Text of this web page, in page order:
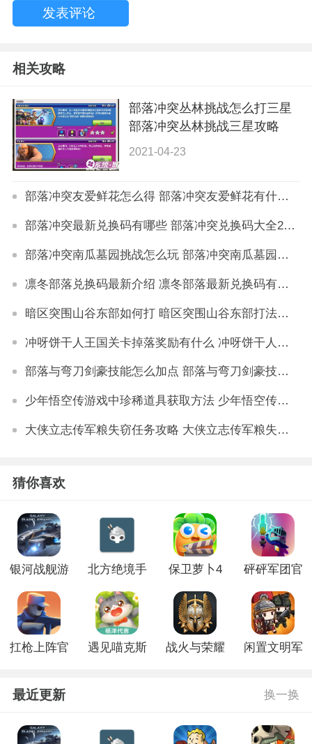
相关攻略
部落冲突丛林挑战怎么打三星
部落冲突丛林挑战三星攻略
2021-04-23
部落冲突友爱鲜花怎么得 部落冲突友爱鲜花有什么用
部落冲突最新兑换码有哪些 部落冲突兑换码大全2023
部落冲突南瓜墓园挑战怎么玩 部落冲突南瓜墓园通关攻略
凛冬部落兑换码最新介绍 凛冬部落最新兑换码有哪些
暗区突围山谷东部如何打 暗区突围山谷东部打法详解
冲呀饼干人王国关卡掉落奖励有什么 冲呀饼干人王国关卡掉落奖励详解
部落与弯刀剑豪技能怎么加点 部落与弯刀剑豪技能加点建议
少年悟空传游戏中珍稀道具获取方法 少年悟空传游戏珍稀道具如何获取
大侠立志传军粮失窃任务攻略 大侠立志传军粮失窃任务如何做
猜你喜欢
银河战舰游
北方绝境手
保卫萝卜4
砰砰军团官
扛枪上阵官
遇见喵克斯
战火与荣耀
闲置文明军
最近更新 换一换